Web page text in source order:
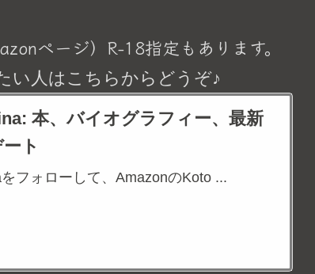
ページ）R-18指定もあります。
い人はこちらからどうぞ♪
本、バイオグラフィー、最新
ト
フォローして、AmazonのKoto ...